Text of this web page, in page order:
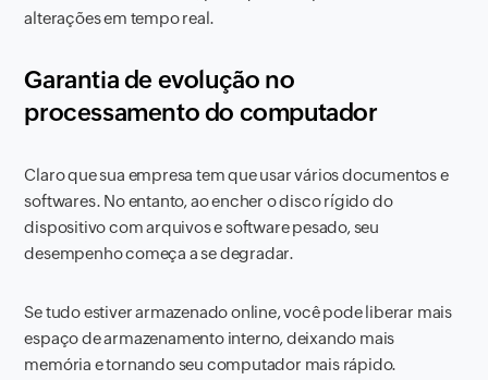
alterações em tempo real.
Garantia de evolução no
processamento do computador
Claro que sua empresa tem que usar vários documentos e
softwares. No entanto, ao encher o disco rígido do
dispositivo com arquivos e software pesado, seu
desempenho começa a se degradar.
Se tudo estiver armazenado online, você pode liberar mais
espaço de armazenamento interno, deixando mais
memória e tornando seu computador mais rápido.